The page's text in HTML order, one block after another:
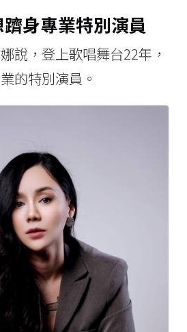
身專業特別演員
說，登上歌唱舞台22年，
的特別演員。